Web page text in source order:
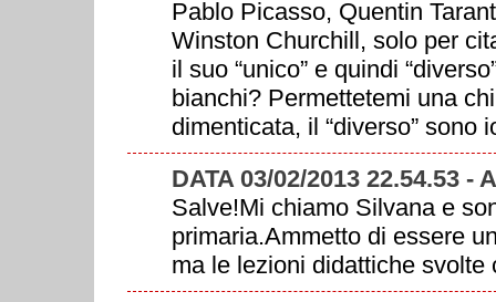
Pablo Picasso, Quentin
Winston Churchill, solo per
il suo “unico” e quindi
bianchi? Permettetemi una
dimenticata, il “diverso” sono
DATA 03/02/2013 22.54.53 -
Salve!Mi chiamo Silvana e
primaria.Ammetto di essere
ma le lezioni didattiche